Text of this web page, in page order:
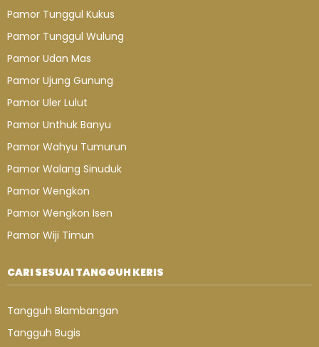
Pamor Tunggul Kukus
Pamor Tunggul Wulung
Pamor Udan Mas
Pamor Ujung Gunung
Pamor Uler Lulut
Pamor Unthuk Banyu
Pamor Wahyu Tumurun
Pamor Walang Sinuduk
Pamor Wengkon
Pamor Wengkon Isen
Pamor Wiji Timun
CARI SESUAI TANGGUH KERIS
Tangguh Blambangan
Tangguh Bugis